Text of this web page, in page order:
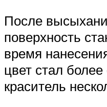
После
поверхность
время
цвет стал
краситель